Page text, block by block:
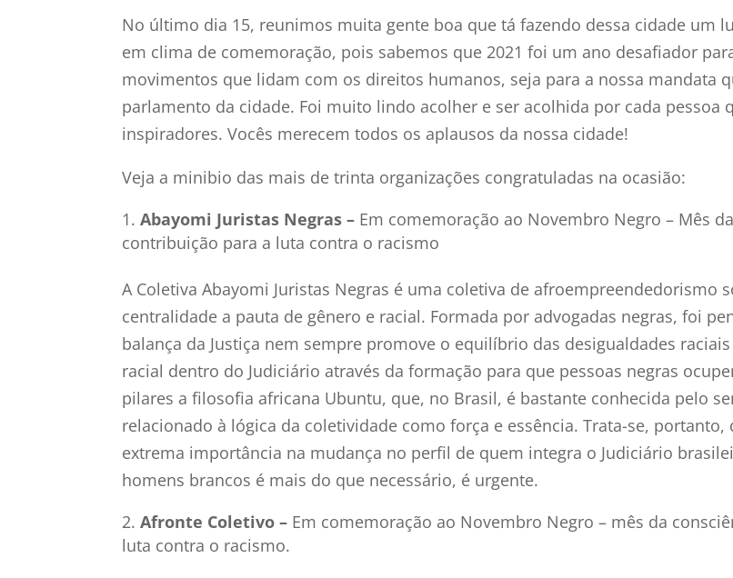
No último dia 15, reunimos muita gente boa que tá fazendo dessa cidade um
em clima de comemoração, pois sabemos que 2021 foi um ano desafiador
movimentos que lidam com os direitos humanos, seja para a nossa mandata
parlamento da cidade. Foi muito lindo acolher e ser acolhida por cada pessoa
inspiradores. Vocês merecem todos os aplausos da nossa cidade!
Veja a minibio das mais de trinta organizações congratuladas na ocasião:
Abayomi Juristas Negras – Em comemoração ao Novembro Negro – Mês
contribuição para a luta contra o racismo
A Coletiva Abayomi Juristas Negras é uma coletiva de afroempreendedorismo
centralidade a pauta de gênero e racial. Formada por advogadas negras, foi
balança da Justiça nem sempre promove o equilíbrio das desigualdades
racial dentro do Judiciário através da formação para que pessoas negras
pilares a filosofia africana Ubuntu, que, no Brasil, é bastante conhecida pelo
relacionado à lógica da coletividade como força e essência. Trata-se,
extrema importância na mudança no perfil de quem integra o Judiciário
homens brancos é mais do que necessário, é urgente.
Afronte Coletivo – Em comemoração ao Novembro Negro – mês da
luta contra o racismo.